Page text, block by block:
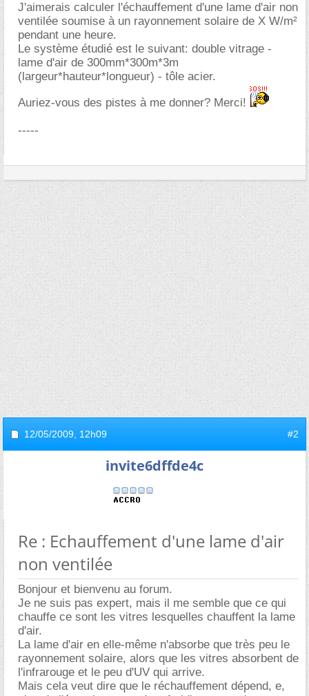
J'aimerais calculer l'échauffement d'une lame d'air non
ventilée soumise à un rayonnement solaire de X W/m²
pendant une heure.
Le système étudié est le suivant: double vitrage -
lame d'air de 300mm*300m*3m
(largeur*hauteur*longueur) - tôle acier.
Auriez-vous des pistes à me donner? Merci!
-----
12/05/2009, 12h09 #2
invite6dffde4c
Re : Echauffement d'une lame d'air
non ventilée
Bonjour et bienvenu au forum.
Je ne suis pas expert, mais il me semble que ce qui
chauffe ce sont les vitres lesquelles chauffent la lame
d'air.
La lame d'air en elle-même n'absorbe que très peu le
rayonnement solaire, alors que les vitres absorbent de
l'infrarouge et le peu d'UV qui arrive.
Mais cela veut dire que le réchauffement dépend, e,